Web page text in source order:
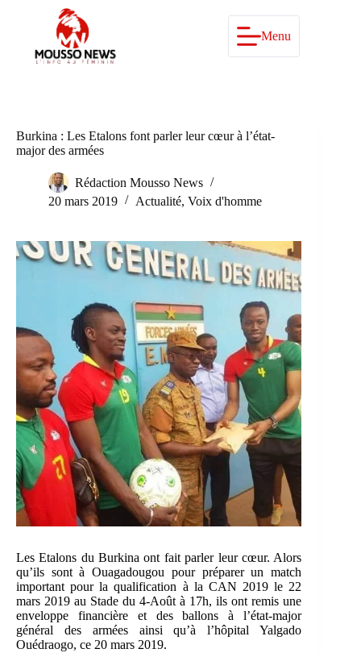
Menu
Burkina : Les Etalons font parler leur cœur à l’état-
major des armées
Rédaction Mousso News
20 mars 2019
Actualité, Voix d'homme
Les Etalons du Burkina ont fait parler leur cœur. Alors
qu’ils sont à Ouagadougou pour préparer un match
important pour la qualification à la CAN 2019 le 22
mars 2019 au Stade du 4-Août à 17h, ils ont remis une
enveloppe financière et des ballons à l’état-major
général des armées ainsi qu’à l’hôpital Yalgado
Ouédraogo, ce 20 mars 2019.